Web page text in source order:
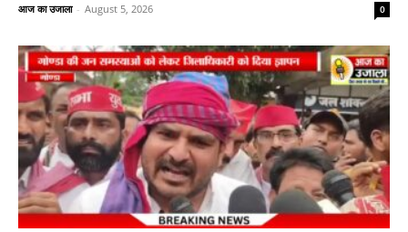
आज का उजाला - August 5, 2026 0